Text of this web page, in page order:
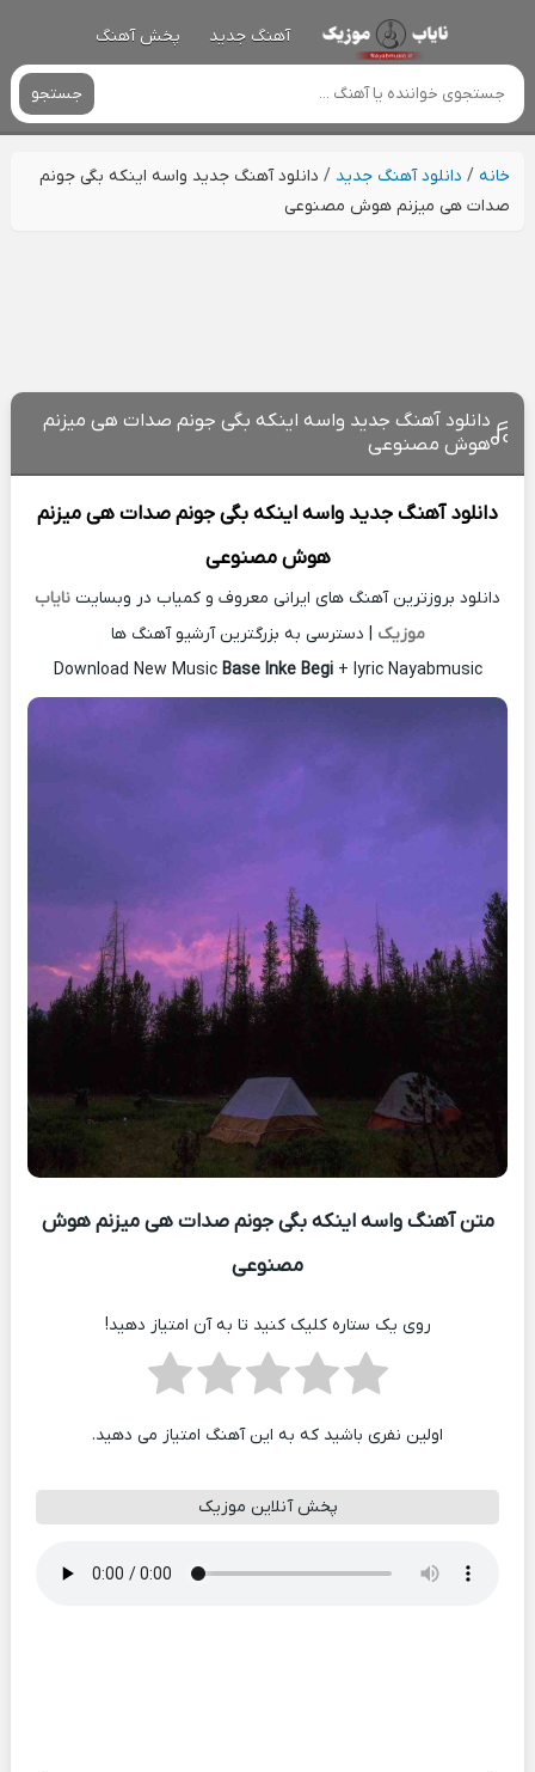
آهنگ جدید پخش آهنگ
جستجو
خانه/ دانلود آهنگ جدید / دانلود آهنگ جدید واسه اینکه بگی جونم
صدات هی میزنم هوش مصنوعی
دانلود آهنگ جدید واسه اینکه بگی جونم صدات هی میزنم
هوش مصنوعی
دانلود آهنگ جدید واسه اینکه بگی جونم صدات هی میزنم
هوش مصنوعی
دانلود بروزترین آهنگ های ایرانی معروف و کمیاب در وبسایت نایاب
موزیک | دسترسی به بزرگترین آرشیو آهنگ ها
Download New Music Base Inke Begi+ lyric Nayabmusic
متن آهنگ واسه اینکه بگی جونم صدات هی میزنم هوش
مصنوعی
روی یک ستاره کلیک کنید تا به آن امتیاز دهید!
اولین نفری باشید که به این آهنگ امتیاز می دهید.
پخش آنلاین موزیک